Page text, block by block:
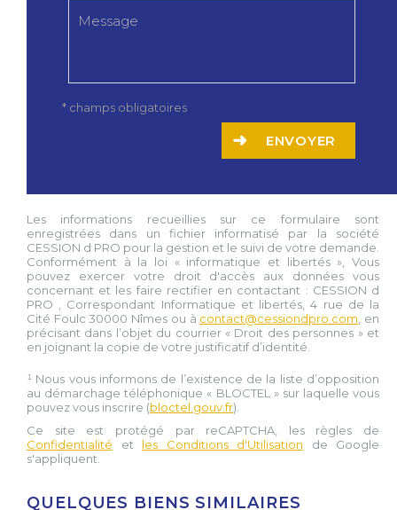
* champs obligatoires
ENVOYER
Les informations recueillies sur ce formulaire sont
enregistrées dans un fichier informatisé par la société
CESSION d PRO pour la gestion et le suivi de votre demande.
Conformément à la loi « informatique et libertés », Vous
pouvez exercer votre droit d'accès aux données vous
concernant et les faire rectifier en contactant : CESSION d
PRO
, Correspondant Informatique et libertés,4 rue de la
Cité Foulc 30000 Nîmes ou à contact@cessiondpro.com , en
précisant dans l’objet du courrier « Droit des personnes » et
en joignant la copie de votre justificatif d’identité.
¹ Nous vous informons de l’existence de la liste d’opposition
au démarchage téléphonique « BLOCTEL » sur laquelle vous
pouvez vous inscrire (bloctel.gouv.fr).
Ce site est protégé par reCAPTCHA, les règles de
Confidentialité et les Conditions d'Utilisation de Google
s'appliquent.
QUELQUES BIENS SIMILAIRES